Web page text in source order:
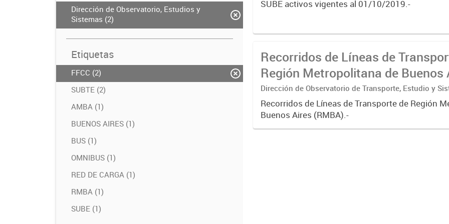
Dirección de Observatorio, Estudios y
Sistemas (2)
Etiquetas
FFCC (2)
SUBTE (2)
AMBA (1)
BUENOS AIRES (1)
BUS (1)
OMNIBUS (1)
RED DE CARGA (1)
RMBA (1)
SUBE (1)
SUBE activos vigentes al 01/10/2019.-
Recorridos de Líneas de
Región Metropolitana de Buenos
(RMBA)
Dirección de Observatorio de Transporte, Estudio y
Recorridos de Líneas de Transporte de Región
Buenos Aires (RMBA).-